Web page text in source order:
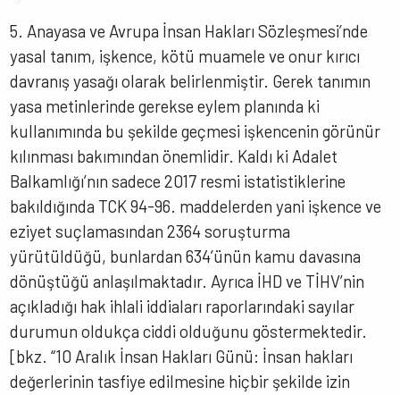
5. Anayasa ve Avrupa İnsan Hakları Sözleşmesi’nde
yasal tanım, işkence, kötü muamele ve onur kırıcı
davranış yasağı olarak belirlenmiştir. Gerek tanımın
yasa metinlerinde gerekse eylem planında ki
kullanımında bu şekilde geçmesi işkencenin görünür
kılınması bakımından önemlidir. Kaldı ki Adalet
Balkamlığı’nın sadece 2017 resmi istatistiklerine
bakıldığında TCK 94-96. maddelerden yani işkence ve
eziyet suçlamasından 2364 soruşturma
yürütüldüğü, bunlardan 634’ünün kamu davasına
dönüştüğü anlaşılmaktadır. Ayrıca İHD ve TİHV’nin
açıkladığı hak ihlali iddiaları raporlarındaki sayılar
durumun oldukça ciddi olduğunu göstermektedir.
[bkz. “10 Aralık İnsan Hakları Günü: İnsan hakları
değerlerinin tasfiye edilmesine hiçbir şekilde izin